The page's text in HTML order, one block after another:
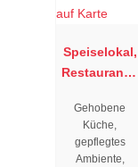
Speiselokal,
Restaurant "
"
Gehobene
Küche,
gepflegtes
Ambiente,